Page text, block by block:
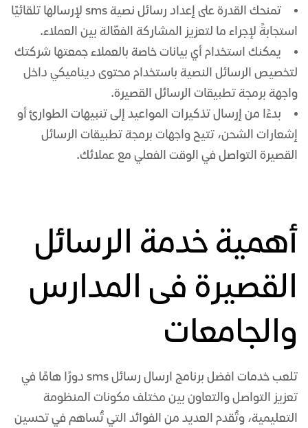
تمنحك القدرة على إعداد رسائل نصية sms
لإرسالها تلقائيًا
استجابةً لإجراء ما لتعزيز المشاركة الفعّالة بين العملاء.
يمكنك استخدام أي بيانات خاصة بالعملاء جمعتها شركتك
لتخصيص الرسائل النصية باستخدام محتوى ديناميكي داخل
واجهة برمجة تطبيقات الرسائل القصيرة.
بدءًا من إرسال تذكيرات المواعيد إلى تنبيهات الطوارئ أو
إشعارات الشحن، تتيح واجهات برمجة تطبيقات الرسائل
القصيرة التواصل في الوقت الفعلي مع عملائك.
أهمية خدمة الرسائل
القصيرة فى المدارس
والجامعات
تلعب خدمات افضل برنامج ارسال رسائل sms
دورًا هامًا في
تعزيز التواصل والتعاون بين مختلف مكونات المنظومة
التعليمية، وتُقدم العديد من الفوائد التي تُساهم في تحسين